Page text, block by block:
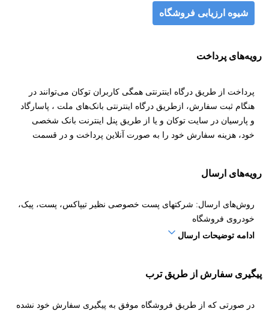
شیوه ارزیابی فروشگاه
رویه‌های پرداخت
پرداخت از طریق درگاه اینترنتی همگی کاربران توکان می‌توانند در
هنگام ثبت سفارش، ازطریق درگاه اینترنتی بانک‌های ملت ، پاسارگاد
و پارسیان در سایت توکان و یا از طریق پنل اینترنت بانک شخصی
خود، هزینه سفارش خود را به صورت آنلاین پرداخت و در قسمت
نیست و سفارش به صورت خودکار وارد مراحل آماده سازی و ارسال
کالا، باید کارت شناسایی همراه داشته باشد. لازم به ذکر است که
پرداخت اینترنتی باعث ایجاد الویت و تسریع در پردازش سفارش
ملی، صادرات، پارسیان، سامان، اقتصاد نوین، پاسارگاد، ملت،
امکان خرید اینترنتی وجود دارد. هنگام پرداخت اینترنتی اطلاعات زیر
رویه‌های ارسال
روش‌های ارسال: شرکتهای پست خصوصی نظیر تیپاکس، پست، پیک،
خودروی فروشگاه
ادامه توضیحات ارسال
پیگیری سفارش از طریق ترب
در صورتی که از طریق فروشگاه موفق به پیگیری سفارش خود نشده